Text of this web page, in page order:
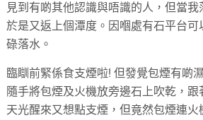
見到有啲其他認識與唔識的人，但當我
於是又返上個潭度。因嗰處有石平台可
碌落水。
臨瞓前緊係食支煙啦! 但發覺包煙有啲
隨手將包煙及火機放旁邊石上吹乾，跟
天光醒來又想點支煙，但竟然包煙連火